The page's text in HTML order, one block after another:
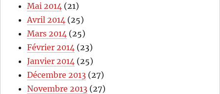
Mai 2014 (21)
Avril 2014 (25)
Mars 2014 (25)
Février 2014 (23)
Janvier 2014 (25)
Décembre 2013 (27)
Novembre 2013 (27)